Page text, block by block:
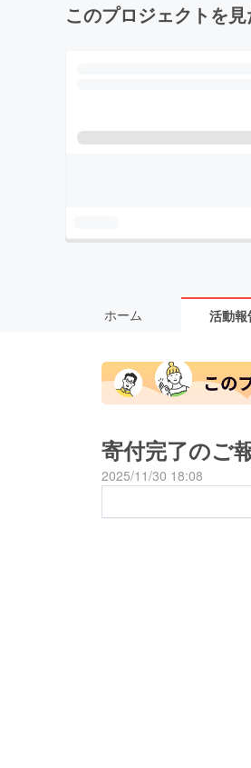
このプロジェクトを
ホーム 活動報
寄付完了のご
2025/11/30 18:08